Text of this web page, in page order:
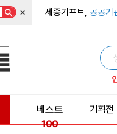
× 세종기프트, 공공기
베스트
100
기획전